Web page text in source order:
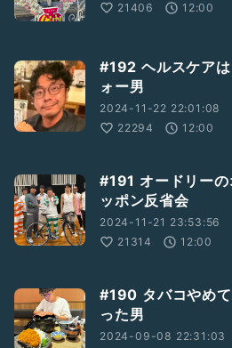
21406
12:00
#192 ヘルスケア
ォー男
2024-11-22 22:01:08
22294
12:00
#191 オードリー
ッポン反省会
2024-11-21 23:53:56
21314
12:00
#190 タバコやめ
った男
2024-09-08 22:31:03